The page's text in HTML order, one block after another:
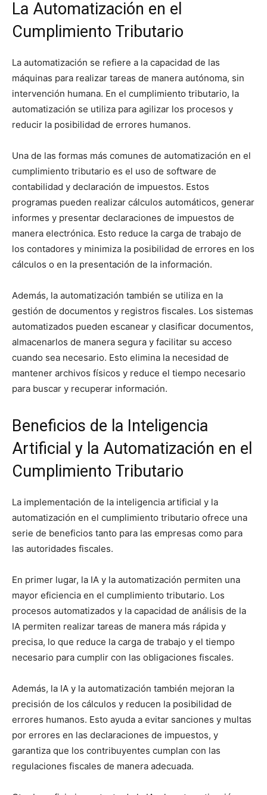
La Automatización en el
Cumplimiento Tributario
La automatización se refiere a la capacidad de las
máquinas para realizar tareas de manera autónoma, sin
intervención humana. En el cumplimiento tributario, la
automatización se utiliza para agilizar los procesos y
reducir la posibilidad de errores humanos.
Una de las formas más comunes de automatización en el
cumplimiento tributario es el uso de software de
contabilidad y declaración de impuestos. Estos
programas pueden realizar cálculos automáticos, generar
informes y presentar declaraciones de impuestos de
manera electrónica. Esto reduce la carga de trabajo de
los contadores y minimiza la posibilidad de errores en los
cálculos o en la presentación de la información.
Además, la automatización también se utiliza en la
gestión de documentos y registros fiscales. Los sistemas
automatizados pueden escanear y clasificar documentos,
almacenarlos de manera segura y facilitar su acceso
cuando sea necesario. Esto elimina la necesidad de
mantener archivos físicos y reduce el tiempo necesario
para buscar y recuperar información.
Beneficios de la Inteligencia
Artificial y la Automatización en el
Cumplimiento Tributario
La implementación de la inteligencia artificial y la
automatización en el cumplimiento tributario ofrece una
serie de beneficios tanto para las empresas como para
las autoridades fiscales.
En primer lugar, la IA y la automatización permiten una
mayor eficiencia en el cumplimiento tributario. Los
procesos automatizados y la capacidad de análisis de la
IA permiten realizar tareas de manera más rápida y
precisa, lo que reduce la carga de trabajo y el tiempo
necesario para cumplir con las obligaciones fiscales.
Además, la IA y la automatización también mejoran la
precisión de los cálculos y reducen la posibilidad de
errores humanos. Esto ayuda a evitar sanciones y multas
por errores en las declaraciones de impuestos, y
garantiza que los contribuyentes cumplan con las
regulaciones fiscales de manera adecuada.